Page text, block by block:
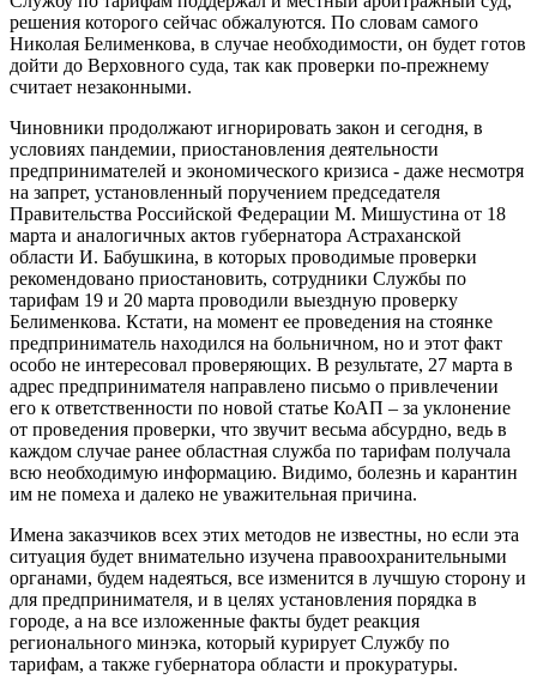
решения которого сейчас обжалуются. По словам самого
Николая Белименкова, в случае необходимости, он будет готов
дойти до Верховного суда, так как проверки по-прежнему
считает незаконными.
Чиновники продолжают игнорировать закон и сегодня, в
условиях пандемии, приостановления деятельности
предпринимателей и экономического кризиса - даже несмотря
на запрет, установленный поручением председателя
Правительства Российской Федерации М. Мишустина от 18
марта и аналогичных актов губернатора Астраханской
области И. Бабушкина, в которых проводимые проверки
рекомендовано приостановить, сотрудники Службы по
тарифам 19 и 20 марта проводили выездную проверку
Белименкова. Кстати, на момент ее проведения на стоянке
предприниматель находился на больничном, но и этот факт
особо не интересовал проверяющих. В результате, 27 марта в
адрес предпринимателя направлено письмо о привлечении
его к ответственности по новой статье КоАП – за уклонение
от проведения проверки, что звучит весьма абсурдно, ведь в
каждом случае ранее областная служба по тарифам получала
всю необходимую информацию. Видимо, болезнь и карантин
им не помеха и далеко не уважительная причина.
Имена заказчиков всех этих методов не известны, но если эта
ситуация будет внимательно изучена правоохранительными
органами, будем надеяться, все изменится в лучшую сторону и
для предпринимателя, и в целях установления порядка в
городе, а на все изложенные факты будет реакция
регионального минэка, который курирует Службу по
тарифам, а также губернатора области и прокуратуры.